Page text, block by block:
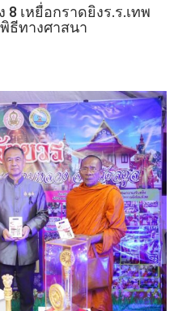
เหยื่อกราดยิงร.ร.เทพ
ธีทางศาสนา